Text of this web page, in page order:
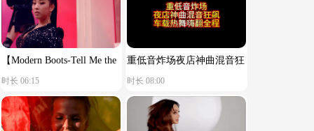
【Modern Boots-Tell Me the
Reason You Said Goodbye】
时长 06:15
重低音炸场夜店神曲混音狂
飙车载热舞嗨翻全程
时长 08:00